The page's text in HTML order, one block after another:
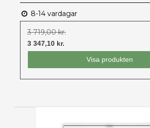
8-14 vardagar
3 719,00 kr.
3 347,10 kr.
Visa produkten